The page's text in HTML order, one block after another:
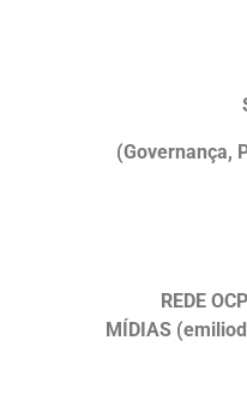
(Governança,
REDE
MÍDIAS